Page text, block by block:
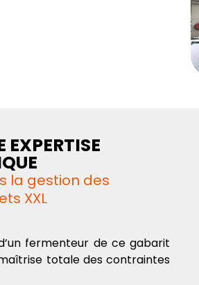
EXPERTISE
la gestion des
XXL
fermenteur de ce gabarit
totale des contraintes